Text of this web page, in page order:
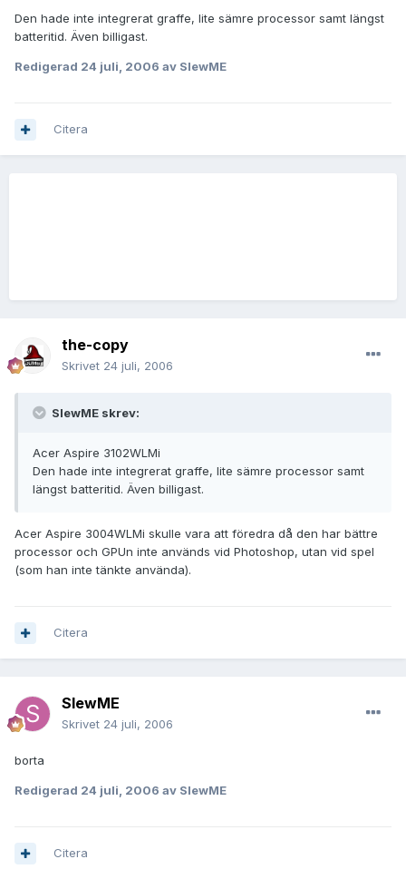
Den hade inte integrerat graffe, lite sämre processor samt längst
batteritid. Även billigast.
Redigerad 24 juli, 2006 av SlewME
Citera
the-copy
Skrivet 24 juli, 2006
SlewME skrev:
Acer Aspire 3102WLMi
Den hade inte integrerat graffe, lite sämre processor samt
längst batteritid. Även billigast.
Acer Aspire 3004WLMi skulle vara att föredra då den har bättre
processor och GPUn inte används vid Photoshop, utan vid spel
(som han inte tänkte använda).
Citera
SlewME
Skrivet 24 juli, 2006
borta
Redigerad 24 juli, 2006 av SlewME
Citera